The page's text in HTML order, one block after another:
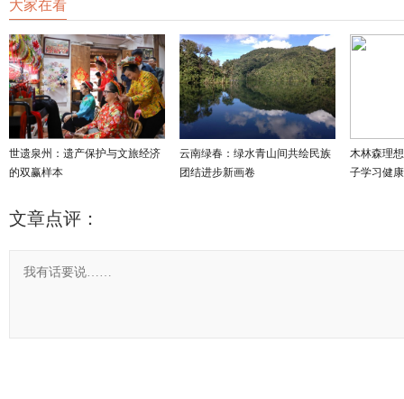
大家在看
世遗泉州：遗产保护与文旅经济
的双赢样本
云南绿春：绿水青山间共绘民族
团结进步新画卷
木林森理
子学习健
文章点评：